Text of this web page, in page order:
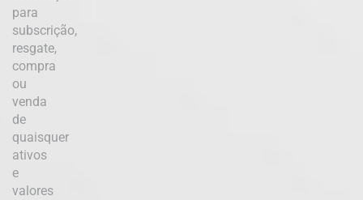
para
subscrição,
resgate,
compra
ou
venda
de
quaisquer
ativos
e
valores